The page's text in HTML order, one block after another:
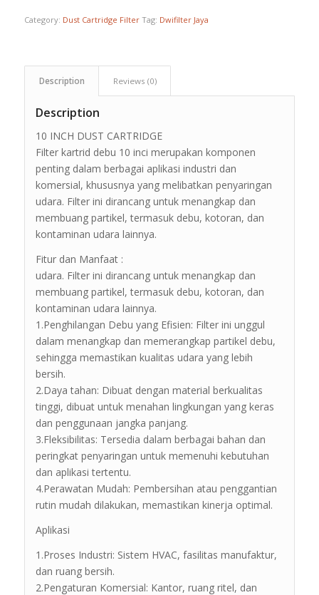
Category: Dust Cartridge Filter Tag: Dwifilter Jaya
Description Reviews (0)
Description
10 INCH DUST CARTRIDGE
Filter kartrid debu 10 inci merupakan komponen
penting dalam berbagai aplikasi industri dan
komersial, khususnya yang melibatkan penyaringan
udara. Filter ini dirancang untuk menangkap dan
membuang partikel, termasuk debu, kotoran, dan
kontaminan udara lainnya.
Fitur dan Manfaat :
udara. Filter ini dirancang untuk menangkap dan
membuang partikel, termasuk debu, kotoran, dan
kontaminan udara lainnya.
1.Penghilangan Debu yang Efisien: Filter ini unggul
dalam menangkap dan memerangkap partikel debu,
sehingga memastikan kualitas udara yang lebih
bersih.
2.Daya tahan: Dibuat dengan material berkualitas
tinggi, dibuat untuk menahan lingkungan yang keras
dan penggunaan jangka panjang.
3.Fleksibilitas: Tersedia dalam berbagai bahan dan
peringkat penyaringan untuk memenuhi kebutuhan
dan aplikasi tertentu.
4.Perawatan Mudah: Pembersihan atau penggantian
rutin mudah dilakukan, memastikan kinerja optimal.
Aplikasi
1.Proses Industri: Sistem HVAC, fasilitas manufaktur,
dan ruang bersih.
2.Pengaturan Komersial: Kantor, ruang ritel, dan